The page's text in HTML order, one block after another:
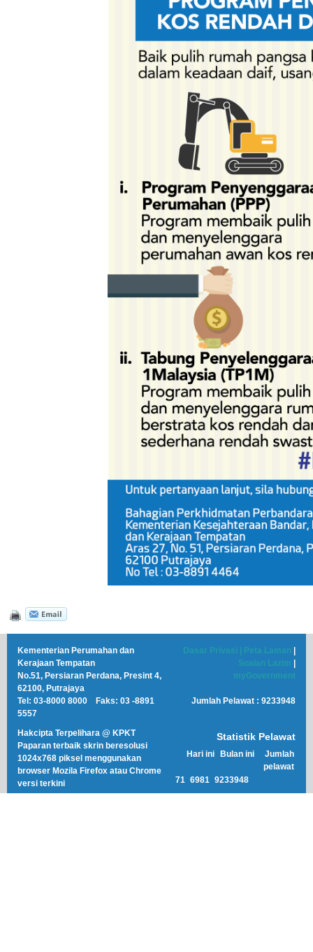
Kementerian Perumahan dan
Kerajaan Tempatan
No.51, Persiaran Perdana, Presint 4,
62100, Putrajaya
Tel: 03-8000 8000 Faks: 03 -8891
5557
Dasar Privasi | Peta Laman
Soalan Lazim
myGovernment
Hakcipta Terpelihara @ KPKT
Paparan terbaik skrin beresolusi
1024x768 piksel menggunakan
browser Mozila Firefox atau Chrome
versi terkini
Statistik Pelawat
Hari ini Bulan ini
Jumlah
pelawat
71 6981 9233948